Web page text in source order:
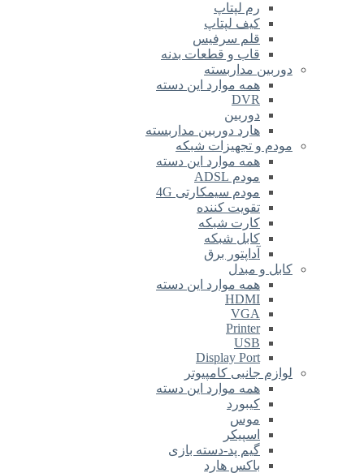
رم لپتاپ
کیف لپتاپ
قلم سرفیس
قاب و قطعات بدنه
دوربین مداربسته
همه موارد این دسته
DVR
دوربین
هارد دوربین مداربسته
مودم و تجهیزات شبکه
همه موارد این دسته
مودم ADSL
مودم سیمکارتی 4G
تقویت کننده
کارت شبکه
کابل شبکه
آداپتور برق
کابل و مبدل
همه موارد این دسته
HDMI
VGA
Printer
USB
Display Port
لوازم جانبی کامپیوتر
همه موارد این دسته
کیبورد
موس
اسپیکر
گیم پد-دسته بازی
باکس هارد